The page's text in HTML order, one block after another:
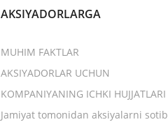
AKSIYADORLARGA
MUHIM FAKTLAR
AKSIYADORLAR UCHUN
KOMPANIYANING ICHKI HUJJATLARI
Jamiyat tomonidan aksiyalarni sotib